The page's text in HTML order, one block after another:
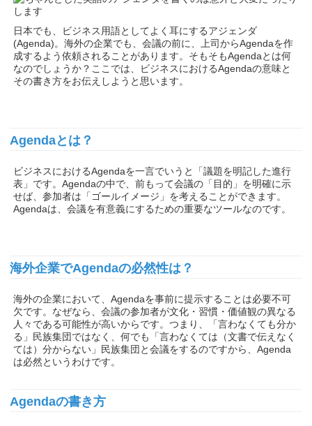
日本でも、ビジネス用語としてよく耳にするアジェンダ
(Agenda)。海外の企業でも、会議の前に、上司からAgendaを作
成するよう依頼されることがあります。そもそもAgendaとは何
なのでしょうか？ここでは、ビジネスにおけるAgendaの意味と
その書き方をお伝えしようと思います。
Agendaとは？
ビジネスにおけるAgendaを一言でいうと「議題を明記した進行
表」です。Agendaの中で、前もって会議の「目的」を明確に示
せば、参加者は「ゴールイメージ」を考えることができます。
Agendaは、会議を有意義にするための重要なツールなのです。
海外企業でAgendaの必然性は？
海外の企業において、Agendaを事前に提示することは必要不可
欠です。なぜなら、会議の参加者が文化・習慣・価値観の異なる
人々である可能性が高いからです。つまり、「言わなくても分か
る」民族集団ではなく、何でも「言わなくては（文書で伝えなく
ては）分からない」民族集団と会議をするのですから、Agenda
は必然というわけです。
Agendaの書き方